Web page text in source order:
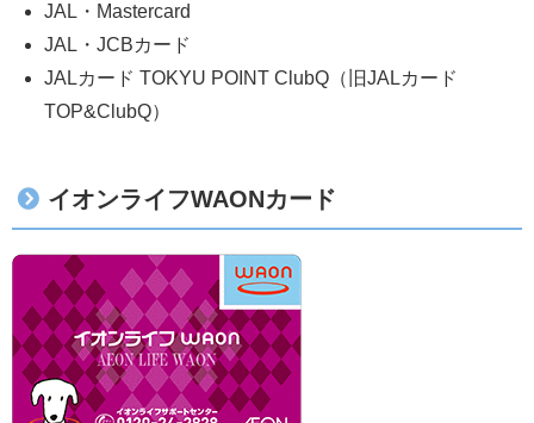
JAL・Mastercard
JAL・JCBカード
JALカード TOKYU POINT ClubQ（旧JALカード
TOP&ClubQ）
イオンライフWAONカード